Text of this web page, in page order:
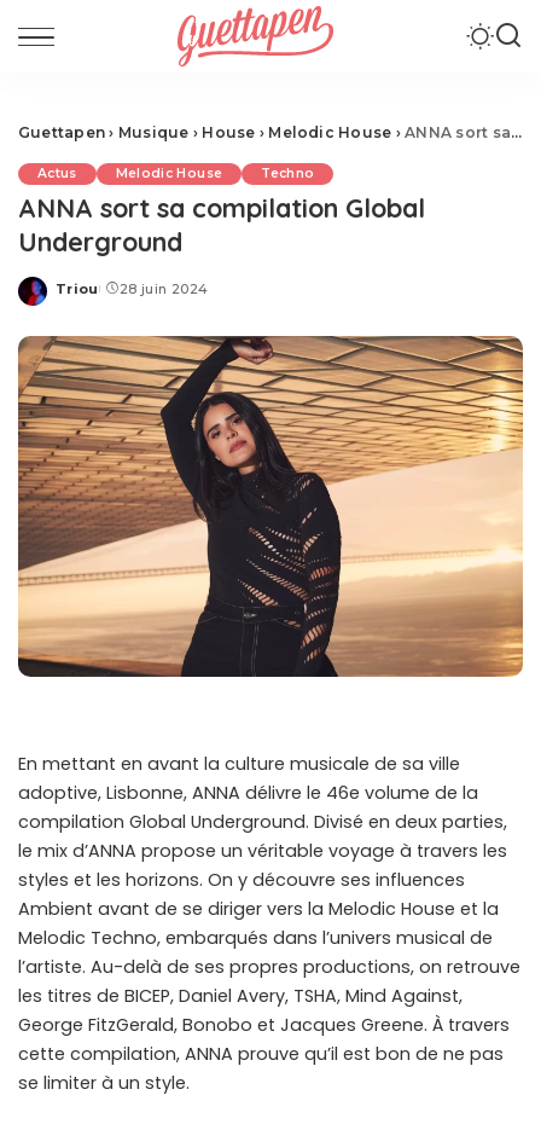
Guettapen › Musique › House › Melodic House ›ANNA sort sa compilation Global Underground
Actus Melodic House Techno
ANNA sort sa compilation Global
Underground
Posted
Triou 28 juin 2024
En mettant en avant la culture musicale de sa ville
adoptive, Lisbonne, ANNA délivre le 46e volume de la
compilation Global Underground. Divisé en deux parties,
le mix d’ANNA propose un véritable voyage à travers les
styles et les horizons. On y découvre ses influences
Ambient avant de se diriger vers la Melodic House et la
Melodic Techno, embarqués dans l’univers musical de
l’artiste. Au-delà de ses propres productions, on retrouve
les titres de BICEP, Daniel Avery, TSHA, Mind Against,
George FitzGerald, Bonobo et Jacques Greene. À travers
cette compilation, ANNA prouve qu’il est bon de ne pas
se limiter à un style.